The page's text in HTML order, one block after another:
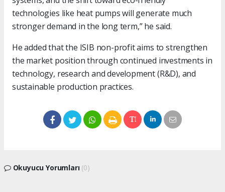
technologies like heat pumps will generate much
stronger demand in the long term,” he said.
He added that the ISIB non-profit aims to strengthen
the market position through continued investments in
technology, research and development (R&D), and
sustainable production practices.
Okuyucu Yorumları (0)